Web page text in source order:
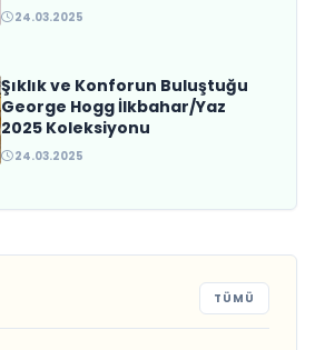
24.03.2025
Şıklık ve Konforun Buluştuğu
George Hogg İlkbahar/Yaz
2025 Koleksiyonu
24.03.2025
TÜMÜ